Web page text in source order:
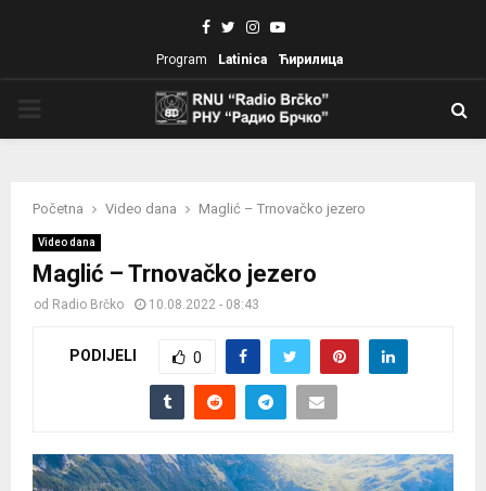
Facebook
TwitterInstagram
Youtube
Program Latinica Ћирилица
Početna Video dana Maglić – Trnovačko jezero
Video dana
Maglić – Trnovačko jezero
od Radio Brčko 10.08.2022 - 08:43
PODIJELI 0